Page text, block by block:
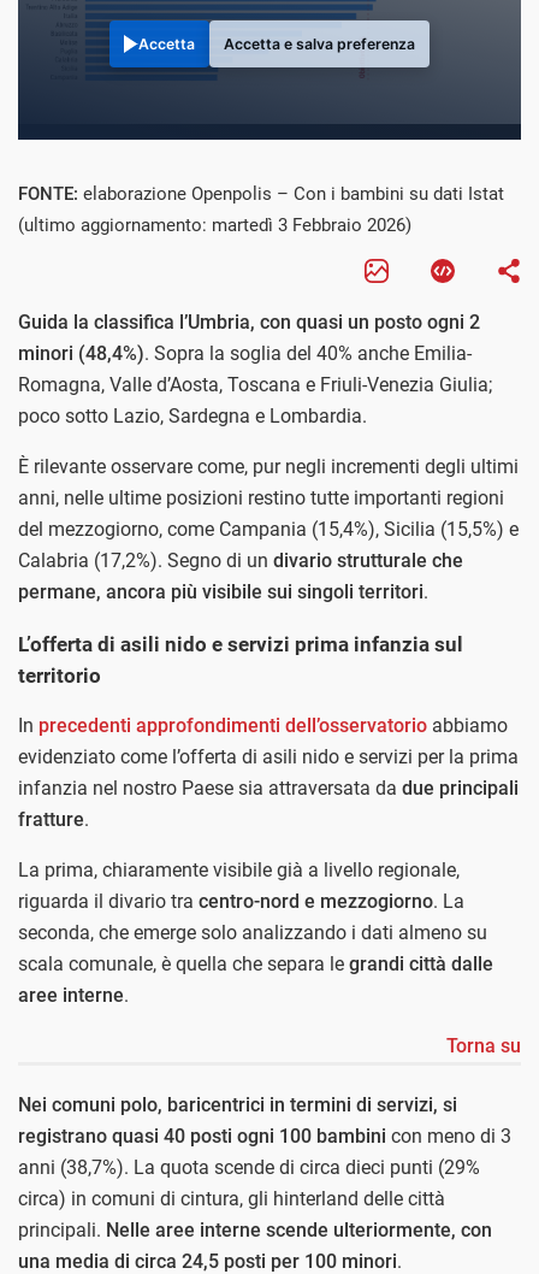
Accetta Accetta e salva preferenza
FONTE: elaborazione Openpolis – Con i bambini su dati Istat
(ultimo aggiornamento: martedì 3 Febbraio 2026)
Guida la classifica l’Umbria, con quasi un posto ogni 2
minori (48,4%). Sopra la soglia del 40% anche Emilia-
Romagna, Valle d’Aosta, Toscana e Friuli-Venezia Giulia;
poco sotto Lazio, Sardegna e Lombardia.
È rilevante osservare come, pur negli incrementi degli ultimi
anni, nelle ultime posizioni restino tutte importanti regioni
del mezzogiorno, come Campania (15,4%), Sicilia (15,5%) e
Calabria (17,2%). Segno di un divario strutturale che
permane, ancora più visibile sui singoli territori.
L’offerta di asili nido e servizi prima infanzia sul
territorio
In precedenti approfondimenti dell’osservatorio abbiamo
evidenziato come l’offerta di asili nido e servizi per la prima
infanzia nel nostro Paese sia attraversata da due principali
fratture.
La prima, chiaramente visibile già a livello regionale,
riguarda il divario tra centro-nord e mezzogiorno. La
seconda, che emerge solo analizzando i dati almeno su
scala comunale, è quella che separa le grandi città dalle
aree interne.
Torna su
Nei comuni polo, baricentrici in termini di servizi, si
registrano quasi 40 posti ogni 100 bambini con meno di 3
anni (38,7%). La quota scende di circa dieci punti (29%
circa) in comuni di cintura, gli hinterland delle città
principali. Nelle aree interne scende ulteriormente, con
una media di circa 24,5 posti per 100 minori.